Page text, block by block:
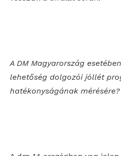
A DM Magyarország
lehetőség dolgozói jóllét
hatékonyságának mérésére?